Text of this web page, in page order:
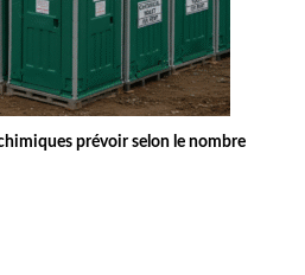
prévoir selon le nombre